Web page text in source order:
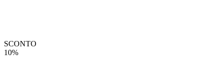
SCONTO
10%